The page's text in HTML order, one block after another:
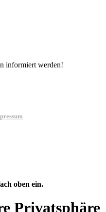
informiert werden!
oben ein.
Privatsphäre